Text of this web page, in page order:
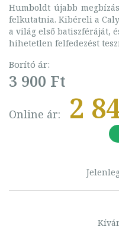
Humboldt újabb
felkutatnia. Kibéreli a
a világ első batiszféráját,
hihetetlen felfedezést
Borító ár:
3 900 Ft
Online ár: 2